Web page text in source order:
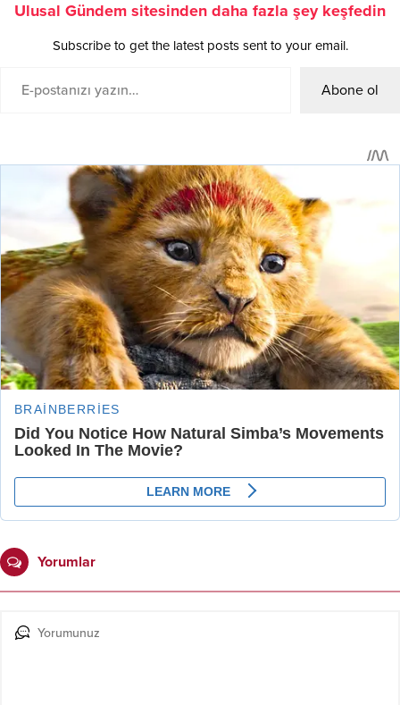
Ulusal Gündem sitesinden daha fazla şey keşfedin
Subscribe to get the latest posts sent to your email.
Abone ol
Yorumlar